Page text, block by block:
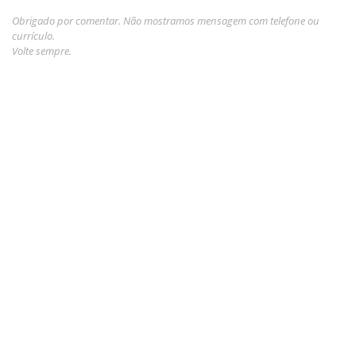
Obrigado por comentar. Não mostramos mensagem com telefone ou
currículo.
Volte sempre.